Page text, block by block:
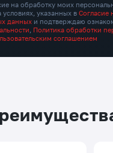
на обработку моих
условиях, указанных в Согласие
данных и подтверждаю
Политика обработки
соглашением